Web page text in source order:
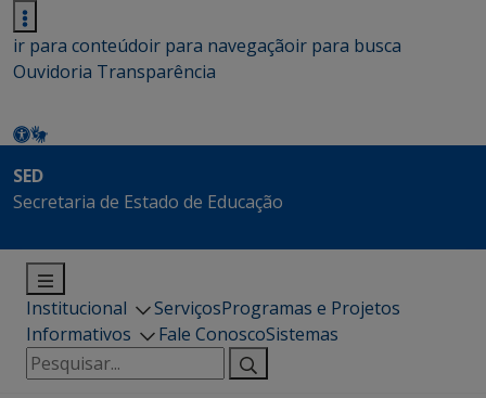
ir para conteúdoir para navegaçãoir para busca
Ouvidoria Transparência
SED
Secretaria de Estado de Educação
Institucional ServiçosProgramas e Projetos
Informativos
Fale ConoscoSistemas
Pesquisar
por: